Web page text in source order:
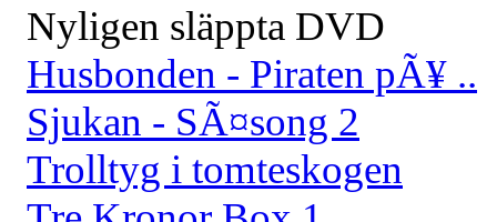
Nyligen släppta DVD
Husbonden - Piraten pÃ¥ ..
Sjukan - SÃ¤song 2
Trolltyg i tomteskogen